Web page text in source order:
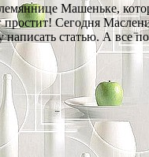
Машеньке,
Сегодня
статью. А все